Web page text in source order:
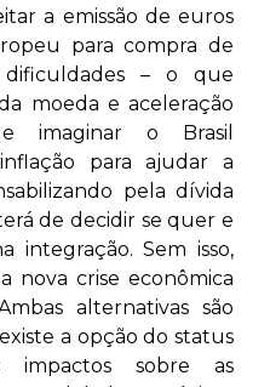
a emissão de euros
para compra de
– o que
moeda e aceleração
imaginar o Brasil
para ajudar a
pela dívida
de decidir se quer e
integração. Sem isso,
nova crise econômica
alternativas são
a opção do status
sobre as